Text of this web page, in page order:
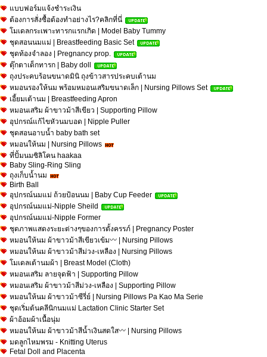
แบบฟอร์มแจ้งชำระเงิน
ต้องการสั่งซื้อต้องทำอย่างไร?คลิกที่นี่
โมเดลกระเพาะทารกแรกเกิด | Model Baby Tummy
ชุดสอนนมแม่ | Breastfeeding Basic Set
ชุดท้องจำลอง | Pregnancy prop.
ตุ๊กตาเด็กทารก | Baby doll
ถุงประคบร้อนขนาดมินิ ถุงข้าวสารประคบเต้านม
หมอนรองให้นม พร้อมหมอนเสริมขนาดเล็ก | Nursing Pillows Set
เอี้ยมเต้านม | Breastfeeding Apron
หมอนเสริม ผ้าขาวม้าสีเขียว | Supporting Pillow
อุปกรณ์แก้ไขหัวนมบอด | Nipple Puller
ชุดสอนอาบน้ำ baby bath set
หมอนให้นม | Nursing Pillows
ที่ปั้มนมซิลิโคน haakaa
Baby Sling-Ring Sling
ถุงเก็บน้ำนม
Birth Ball
อุปกรณ์นมแม่ ถ้วยป้อนนม | Baby Cup Feeder
อุปกรณ์นมแม่-Nipple Sheild
อุปกรณ์นมแม่-Nipple Former
ชุดภาพแสดงระยะต่างๆของการตั้งครรภ์ | Pregnancy Poster
หมอนให้นม ผ้าขาวม้าสีเขียวเข้ม〰 | Nursing Pillows
หมอนให้นม ผ้าขาวม้าสีม่วง-เหลือง | Nursing Pillows
โมเดลเต้านมผ้า | Breast Model (Cloth)
หมอนเสริม ลายจุดฟ้า | Supporting Pillow
หมอนเสริม ผ้าขาวม้าสีม่วง-เหลือง | Supporting Pillow
หมอนให้นม ผ้าขาวม้าซีรี่ย์ | Nursing Pillows Pa Kao Ma Serie
ชุดเริ่มต้นคลีนิกนมแม่ Lactation Clinic Starter Set
ผ้าอ้อมผ้าเนื้อนุ่ม
หมอนให้นม ผ้าขาวม้าสีน้ำเงินสดใส〰 | Nursing Pillows
มดลูกไหมพรม - Knitting Uterus
Fetal Doll and Placenta